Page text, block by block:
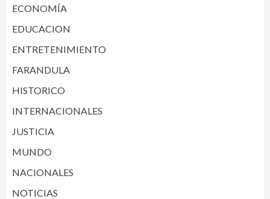
ECONOMÍA
EDUCACION
ENTRETENIMIENTO
FARANDULA
HISTORICO
INTERNACIONALES
JUSTICIA
MUNDO
NACIONALES
NOTICIAS